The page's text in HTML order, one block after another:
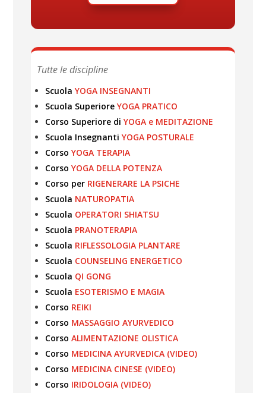
Tutte le discipline
Scuola YOGA INSEGNANTI
Scuola SuperioreYOGA PRATICO
Corso Superiore diYOGA e MEDITAZIONE
Scuola Insegnanti YOGA POSTURALE
Corso YOGA TERAPIA
Corso YOGA DELLA POTENZA
Corso per RIGENERARE LA PSICHE
Scuola NATUROPATIA
Scuola OPERATORI SHIATSU
Scuola PRANOTERAPIA
Scuola RIFLESSOLOGIA PLANTARE
Scuola COUNSELING ENERGETICO
Scuola QI GONG
Scuola ESOTERISMO E MAGIA
Corso REIKI
Corso MASSAGGIO AYURVEDICO
Corso ALIMENTAZIONE OLISTICA
Corso MEDICINA AYURVEDICA (VIDEO)
Corso MEDICINA CINESE (VIDEO)
Corso IRIDOLOGIA (VIDEO)